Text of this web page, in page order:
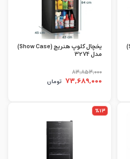
یخچال کلوپ هنریچ (Show Case) یخچال کلوپ هنریچ (Show Case)
مدل 3274
83,853,000
73,689,000 تومان
%13